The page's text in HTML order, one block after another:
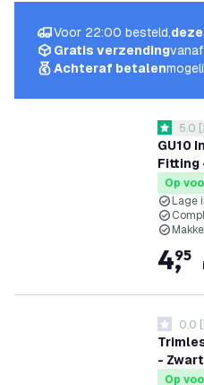
GU10
Fitting
5 score
5.0 [
Op
Lage
4,
95
-
0 score
0.0 [
Op
Voor 22:00 besteld,
Gratis verzending
Achteraf betalen